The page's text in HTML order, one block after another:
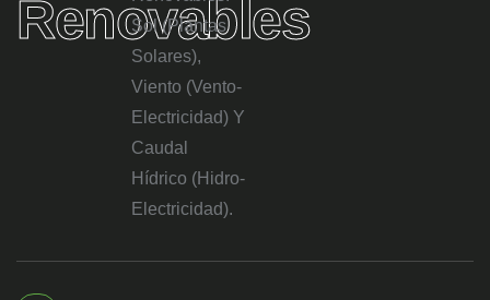
Renovables
Sol (Plantas
Solares),
Viento (Vento-
Electricidad) Y
Caudal
Hídrico (Hidro-
Electricidad).